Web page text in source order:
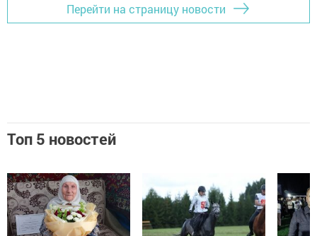
Перейти на страницу новости
Топ 5 новостей